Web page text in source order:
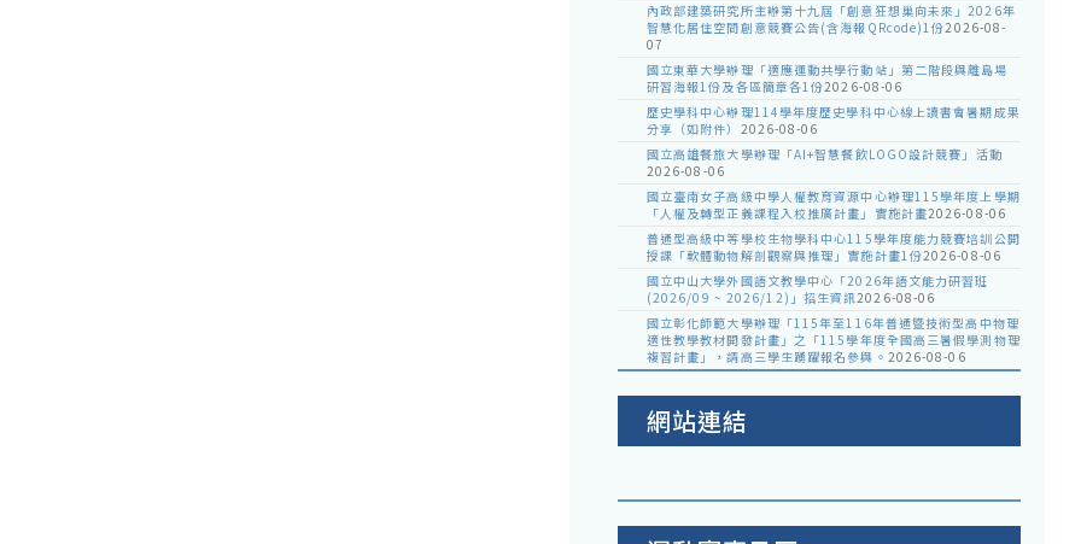
內政部建築研究所主辦第十九屆「創意狂想巢向未來」2026年
智慧化居住空間創意競賽公告(含海報QRcode)1份2026-08-
07
國立東華大學辦理「適應運動共學行動站」第二階段與離島場
研習海報1份及各區簡章各1份2026-08-06
歷史學科中心辦理114學年度歷史學科中心線上讀書會暑期成果
分享（如附件） 2026-08-06
國立高雄餐旅大學辦理「AI+智慧餐飲LOGO設計競賽」活動
2026-08-06
國立臺南女子高級中學人權教育資源中心辦理115學年度上學期
「人權及轉型正義課程入校推廣計畫」實施計畫2026-08-06
普通型高級中等學校生物學科中心115學年度能力競賽培訓公開
授課「軟體動物解剖觀察與推理」實施計畫1份2026-08-06
國立中山大學外國語文教學中心「2026年語文能力研習班
(2026/09 ~ 2026/12)」招生資訊2026-08-06
國立彰化師範大學辦理「115年至116年普通暨技術型高中物理
適性教學教材開發計畫」之「115學年度全國高三暑假學測物理
複習計畫」，請高三學生踴躍報名參與。 2026-08-06
網站連結